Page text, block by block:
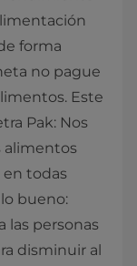
forma
no pague
Este
Pak: Nos
alimentos
en todas
bueno:
las personas
disminuir al